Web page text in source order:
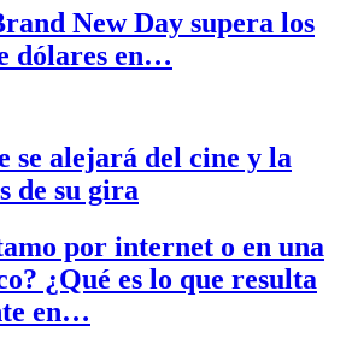
New Day supera los
dólares en…
se alejará del cine y la
de su gira
por internet o en una
¿Qué es lo que resulta
en…